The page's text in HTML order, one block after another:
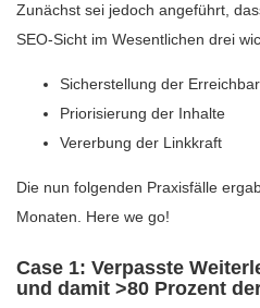
Zunächst sei jedoch angeführt,
SEO-Sicht im Wesentlichen drei
Sicherstellung der
Priorisierung der Inhalte
Vererbung der Linkkraft
Die nun folgenden Praxisfälle
Monaten. Here we go!
Case 1: Verpasste
und damit >80 Prozent